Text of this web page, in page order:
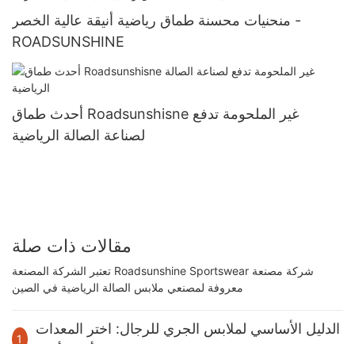
منحنيات محسنة طماق رياضية أنيقة عالية الخصر -
ROADSUNSHINE
أحدث طماق Roadsunshisne غير الملحومة تدفع
لصناعة الصالة الرياضية
مقالات ذات صلة
تعتبر الشركة المصنعة Roadsunshine Sportswear شركة مصنعة
معروفة لمصنعي ملابس الصالة الرياضية في الصين
1
الدليل الأساسي لملابس الجري للرجال: اختر المعدات